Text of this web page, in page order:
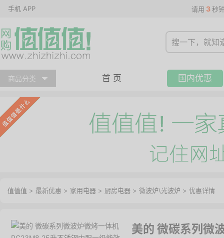
手机 APP 请用 3 秒
商品分类 首 页 国内优惠
值值值 > 最新优惠 > 家用电器 > 厨房电器 > 微波炉\光波炉 > 优惠详情
美的 微碳系列微